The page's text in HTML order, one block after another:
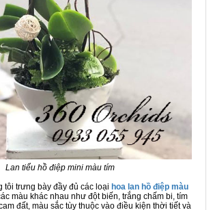
Lan tiểu hồ điệp mini màu tím
tôi trưng bày đầy đủ các loại hoa lan hồ điệp màu
màu khác nhau như đột biến, trắng chấm bi, tím
đất, màu sắc tùy thuộc vào điều kiện thời tiết và